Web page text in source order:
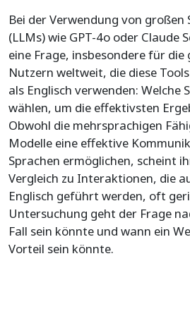
Bei der Verwendung von großen
(LLMs) wie GPT-4o oder Claude
eine Frage, insbesondere für die
Nutzern weltweit, die diese
als Englisch verwenden: Welche
wählen, um die effektivsten
Obwohl die mehrsprachigen
Modelle eine effektive
Sprachen ermöglichen, scheint
Vergleich zu Interaktionen, die
Englisch geführt werden, oft
Untersuchung geht der Frage
Fall sein könnte und wann ein
Vorteil sein könnte.